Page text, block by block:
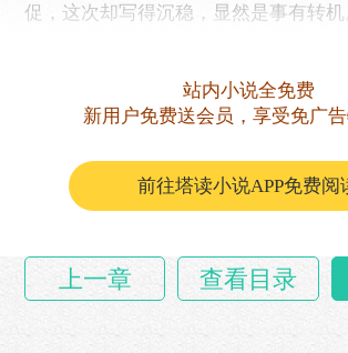
促，这次却写得沉稳，显然是事有转机
展，嘴角甚至牵起一抹浅淡的笑意。
与韩宜可的动……
站内小说全免费
新用户免费送会员，享受免广
前往塔读小说APP免费阅
上一章 查看目录